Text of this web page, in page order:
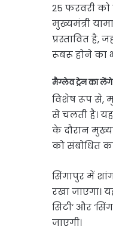
25 फरवरी को
मुख्यमंत्री
प्रस्तावित है,
रूबरू होने का
मैग्लेव ट्रेन का
विशेष रूप से,
से चलती है।
के दौरान
को संबोधित
सिंगापुर में
रखा जाएगा।
सिटी’ और
जाएगी।